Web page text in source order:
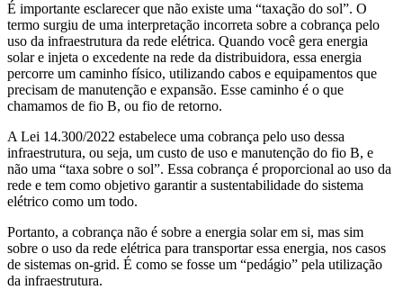
É importante esclarecer que não existe uma “taxação do sol”. O
termo surgiu de uma interpretação incorreta sobre a cobrança pelo
uso da infraestrutura da rede elétrica. Quando você gera energia
solar e injeta o excedente na rede da distribuidora, essa energia
percorre um caminho físico, utilizando cabos e equipamentos que
precisam de manutenção e expansão. Esse caminho é o que
chamamos de fio B, ou fio de retorno.
A Lei 14.300/2022 estabelece uma cobrança pelo uso dessa
infraestrutura, ou seja, um custo de uso e manutenção do fio B, e
não uma “taxa sobre o sol”. Essa cobrança é proporcional ao uso da
rede e tem como objetivo garantir a sustentabilidade do sistema
elétrico como um todo.
Portanto, a cobrança não é sobre a energia solar em si, mas sim
sobre o uso da rede elétrica para transportar essa energia, nos casos
de sistemas on-grid. É como se fosse um “pedágio” pela utilização
da infraestrutura.